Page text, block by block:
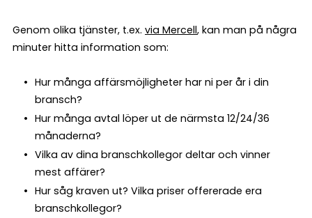
Genom olika tjänster, t.ex. via Mercell, kan man på några
minuter hitta information som:
Hur många affärsmöjligheter har ni per år i din
bransch?
Hur många avtal löper ut de närmsta 12/24/36
månaderna?
Vilka av dina branschkollegor deltar och vinner
mest affärer?
Hur såg kraven ut? Vilka priser offererade era
branschkollegor?